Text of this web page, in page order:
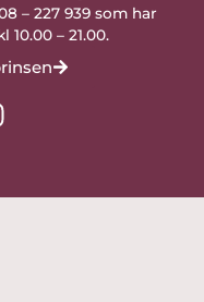
– 227 939 som har
– 21.00.